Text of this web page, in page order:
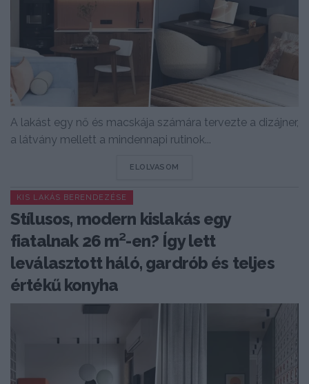
A lakást egy nő és macskája számára tervezte a dizájner,
a látvány mellett a mindennapi rutinok...
ELOLVASOM
KIS LAKÁS BERENDEZÉSE
Stílusos, modern kislakás egy
fiatalnak 26 m²-en? Így lett
leválasztott háló, gardrób és teljes
értékű konyha